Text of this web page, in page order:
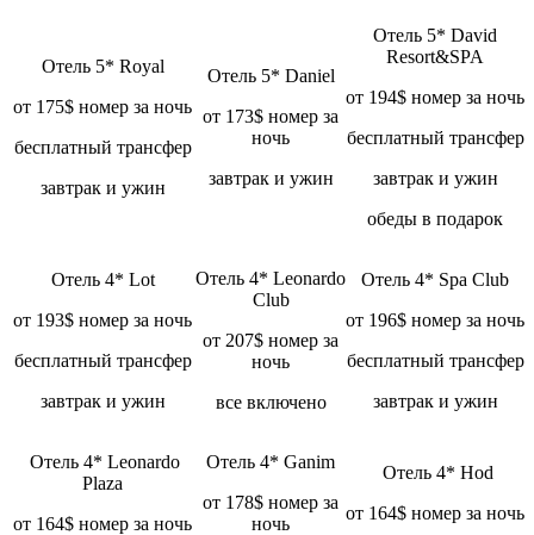
Отель 5* Royal
от 175$ номер за ночь
бесплатный трансфер
завтрак и ужин
Отель 5* Daniel
от 173$ номер за
ночь
завтрак и ужин
Отель 5* David
Resort&SPA
от 194$ номер за ночь
бесплатный трансфер
завтрак и ужин
обеды в подарок
Отель 4* Lot
от 193$ номер за ночь
бесплатный трансфер
завтрак и ужин
Отель 4* Leonardo
Club
от 207$ номер за
ночь
все включено
Отель 4* Spa Club
от 196$ номер за ночь
бесплатный трансфер
завтрак и ужин
Отель 4* Leonardo
Plaza
от 164$ номер за ночь
Отель 4* Ganim
от 178$ номер за
ночь
Отель 4* Hod
от 164$ номер за ночь